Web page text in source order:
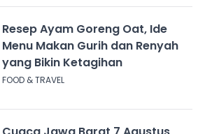
Resep Ayam Goreng Oat, Ide
Menu Makan Gurih dan Renyah
yang Bikin Ketagihan
FOOD & TRAVEL